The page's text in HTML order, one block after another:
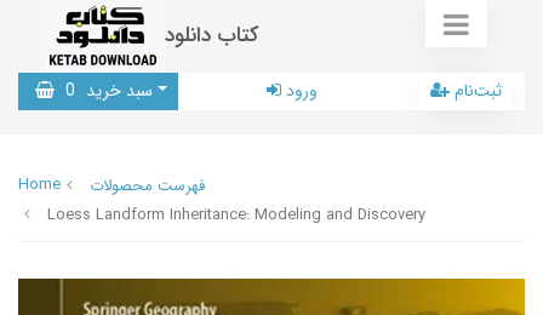
کتاب دانلود
سبد خرید 0 ورود ثبت‌نام
Home
فهرست محصولات
Loess Landform Inheritance: Modeling and Discovery